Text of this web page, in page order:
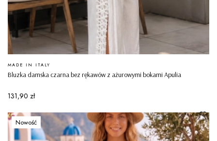
Bluzka damska czarna bez rękawów z ażurowymi bokami Apulia
PRODUCENT
MADE IN ITALY
Cena
131,90 zł
Nowość